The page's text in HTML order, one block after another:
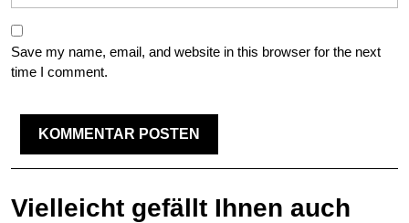
Save my name, email, and website in this browser for the next
time I comment.
Vielleicht gefällt Ihnen auch